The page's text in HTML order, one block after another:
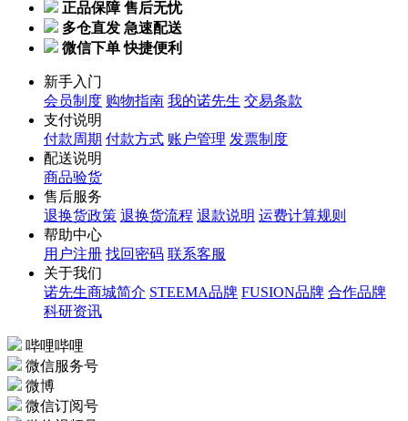
正品保障 售后无忧
多仓直发 急速配送
微信下单 快捷便利
新手入门
会员制度 购物指南 我的诺先生 交易条款
支付说明
付款周期 付款方式 账户管理 发票制度
配送说明
商品验货
售后服务
退换货政策 退换货流程 退款说明 运费计算规则
帮助中心
用户注册 找回密码 联系客服
关于我们
诺先生商城简介 STEEMA品牌 FUSION品牌 合作品牌
科研资讯
哔哩哔哩
微信服务号
微博
微信订阅号